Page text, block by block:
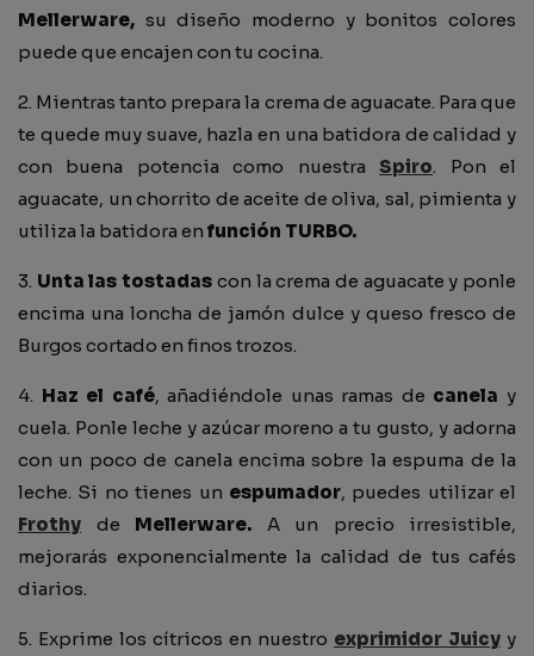
Mellerware, su diseño moderno y bonitos colores
puede que encajen con tu cocina.
2. Mientras tanto prepara la crema de aguacate. Para que
te quede muy suave, hazla en una batidora de calidad y
con buena potencia como nuestraSpiro. Pon el
aguacate, un chorrito de aceite de oliva, sal, pimienta y
utiliza la batidora en función TURBO.
3. Unta las tostadas con la crema de aguacate y ponle
encima una loncha de jamón dulce y queso fresco de
Burgos cortado en finos trozos.
4. Haz el café, añadiéndole unas ramas de canela y
cuela. Ponle leche y azúcar moreno a tu gusto, y adorna
con un poco de canela encima sobre la espuma de la
leche. Si no tienes un espumador, puedes utilizar el
Frothy de Mellerware. A un precio irresistible,
mejorarás exponencialmente la calidad de tus cafés
diarios.
5. Exprime los cítricos en nuestro exprimidor Juicy y